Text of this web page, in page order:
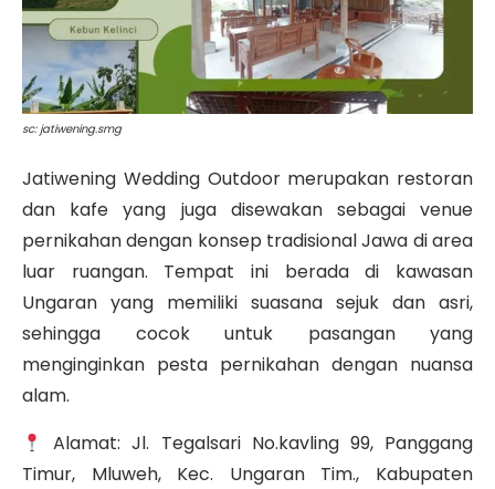
sc: jatiwening.smg
Jatiwening Wedding Outdoor merupakan restoran
dan kafe yang juga disewakan sebagai venue
pernikahan dengan konsep tradisional Jawa di area
luar ruangan. Tempat ini berada di kawasan
Ungaran yang memiliki suasana sejuk dan asri,
sehingga cocok untuk pasangan yang
menginginkan pesta pernikahan dengan nuansa
alam.
Alamat: Jl. Tegalsari No.kavling 99, Panggang
Timur, Mluweh, Kec. Ungaran Tim., Kabupaten